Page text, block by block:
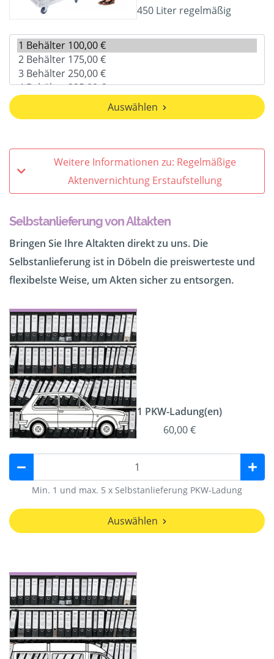
450 Liter regelmäßig
Auswählen
Weitere Informationen zu: Regelmäßige
Aktenvernichtung Erstaufstellung
Selbstanlieferung von Altakten
Bringen Sie Ihre Altakten direkt zu uns. Die
Selbstanlieferung ist in Döbeln die preiswerteste und
flexibelste Weise, um Akten sicher zu entsorgen.
1 PKW-Ladung(en)
60,00 €
Min. 1 und max. 5 x Selbstanlieferung PKW-Ladung
Auswählen